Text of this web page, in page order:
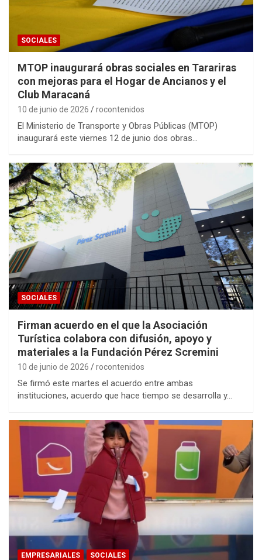
SOCIALES
MTOP inaugurará obras sociales en Tarariras
con mejoras para el Hogar de Ancianos y el
Club Maracaná
10 de junio de 2026 rocontenidos
El Ministerio de Transporte y Obras Públicas (MTOP)
inaugurará este viernes 12 de junio dos obras…
SOCIALES
Firman acuerdo en el que la Asociación
Turística colabora con difusión, apoyo y
materiales a la Fundación Pérez Scremini
10 de junio de 2026 rocontenidos
Se firmó este martes el acuerdo entre ambas
instituciones, acuerdo que hace tiempo se desarrolla y…
EMPRESARIALES SOCIALES